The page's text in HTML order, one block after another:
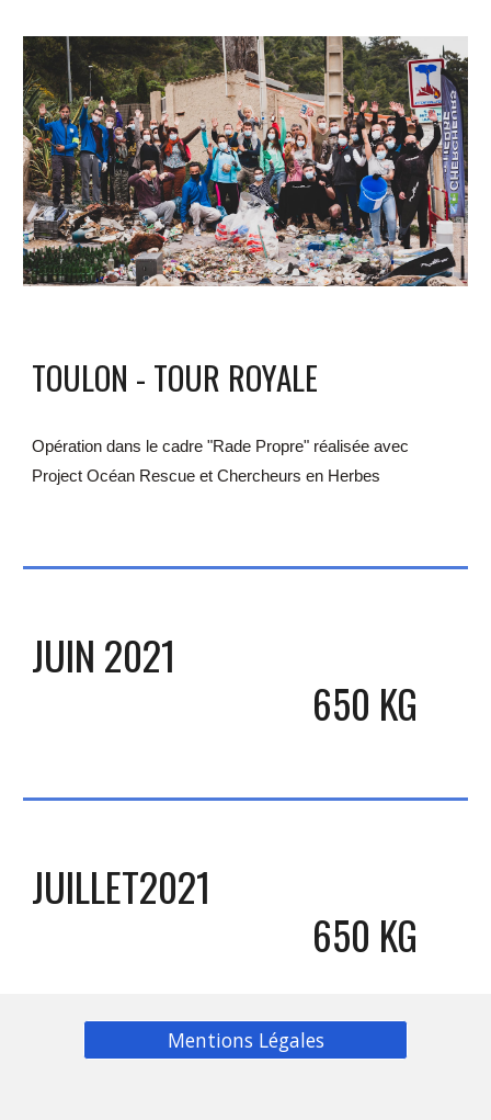
TOULON - TOUR ROYALE
Opération dans le cadre "Rade Propre" réalisée avec
Project Océan Rescue et Chercheurs en Herbes
JUIN 2021
650 KG
JUILLET2021
650 KG
Mentions Légales